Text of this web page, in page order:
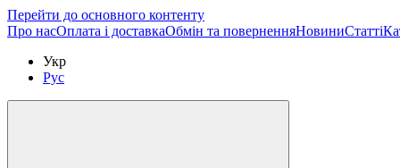
Перейти до основного контенту
Про насОплата і доставкаОбмін та поверненняНовиниСтатті
Укр
Рус